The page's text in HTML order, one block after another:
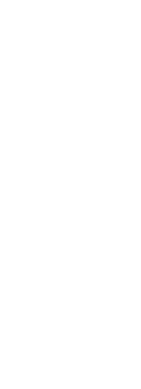
lateral direito